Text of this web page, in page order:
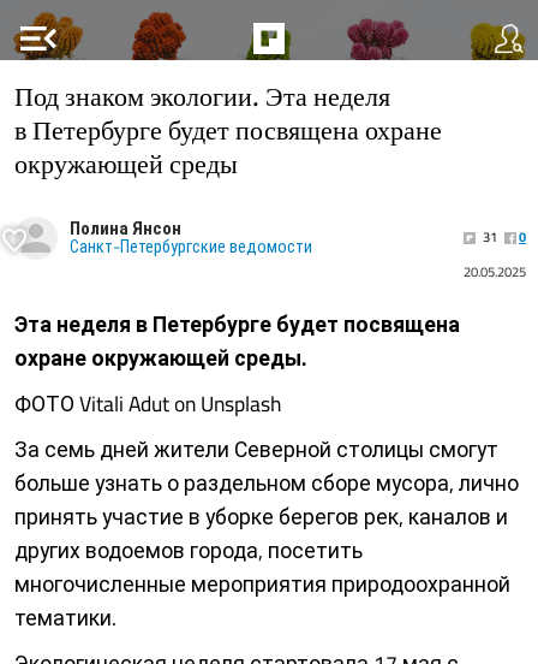
menu_open
Под знаком экологии. Эта неделя
в Петербурге будет посвящена охране
окружающей среды
Полина Янсон
Санкт-Петербургские ведомости 31
0
20.05.2025
Эта неделя в Петербурге будет посвящена
охране окружающей среды.
ФОТО Vitali Adut on Unsplash
За семь дней жители Северной столицы смогут
больше узнать о раздельном сборе мусора, лично
принять участие в уборке берегов рек, каналов и
других водоемов города, посетить
многочисленные мероприятия природоохранной
тематики.